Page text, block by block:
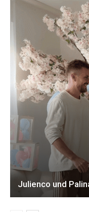
Julienco und